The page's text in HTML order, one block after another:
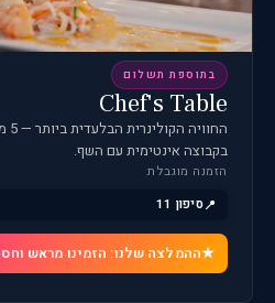
בתוספת תשלום
Chef's Table
בקבוצה אינטימית עם השף.
הזמנה מוגבלת
סיפון 11
ההמלצה שלנו: הזמינו מראש